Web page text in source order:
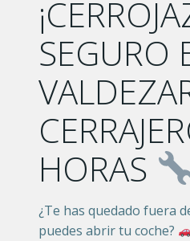
SEGURO
HORAS
¿Te has quedado fuera
puedes abrir tu coche?